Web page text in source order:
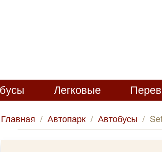
Легковые
Главная / Автопарк / Автобусы /